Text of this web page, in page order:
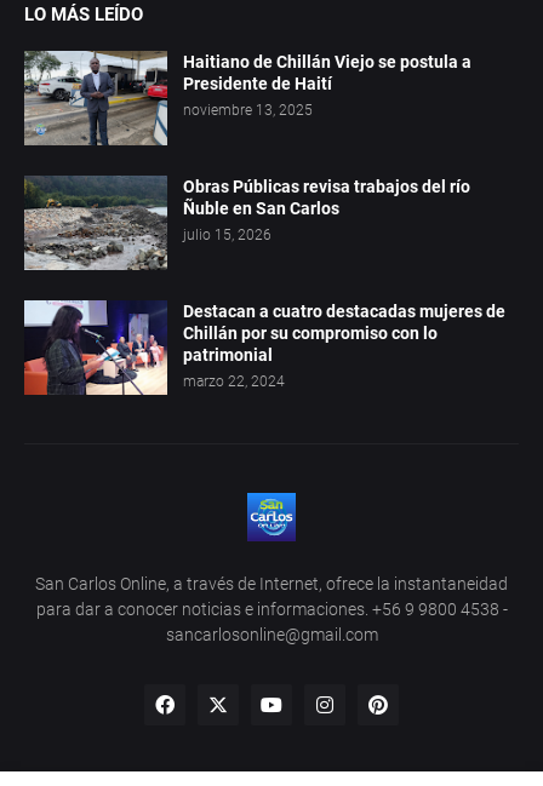
LO MÁS LEÍDO
Haitiano de Chillán Viejo se postula a
Presidente de Haití
noviembre 13, 2025
Obras Públicas revisa trabajos del río
Ñuble en San Carlos
julio 15, 2026
Destacan a cuatro destacadas mujeres de
Chillán por su compromiso con lo
patrimonial
marzo 22, 2024
San Carlos Online, a través de Internet, ofrece la instantaneidad
para dar a conocer noticias e informaciones. +56 9 9800 4538 -
sancarlosonline@gmail.com